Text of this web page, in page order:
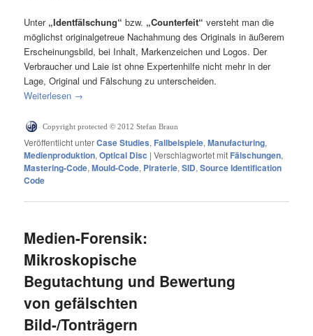
Unter „Identfälschung“ bzw. „Counterfeit“ versteht man die
möglichst originalgetreue Nachahmung des Originals in äußerem
Erscheinungsbild, bei Inhalt, Markenzeichen und Logos. Der
Verbraucher und Laie ist ohne Expertenhilfe nicht mehr in der
Lage, Original und Fälschung zu unterscheiden.
Weiterlesen →
Copyright protected © 2012 Stefan Braun
Veröffentlicht unterCase Studies, Fallbeispiele,Manufacturing,
Medienproduktion,Optical Disc |Verschlagwortet mit Fälschungen,
Mastering-Code,Mould-Code, Piraterie,SID,Source Identification
Code
Medien-Forensik:
Mikroskopische
Begutachtung und Bewertung
von gefälschten
Bild-/Tonträgern